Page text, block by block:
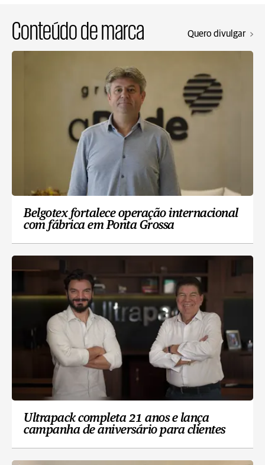
Conteúdo de marca Quero divulgar
Belgotex fortalece operação internacional
com fábrica em Ponta Grossa
Ultrapack completa 21 anos e lança
campanha de aniversário para clientes